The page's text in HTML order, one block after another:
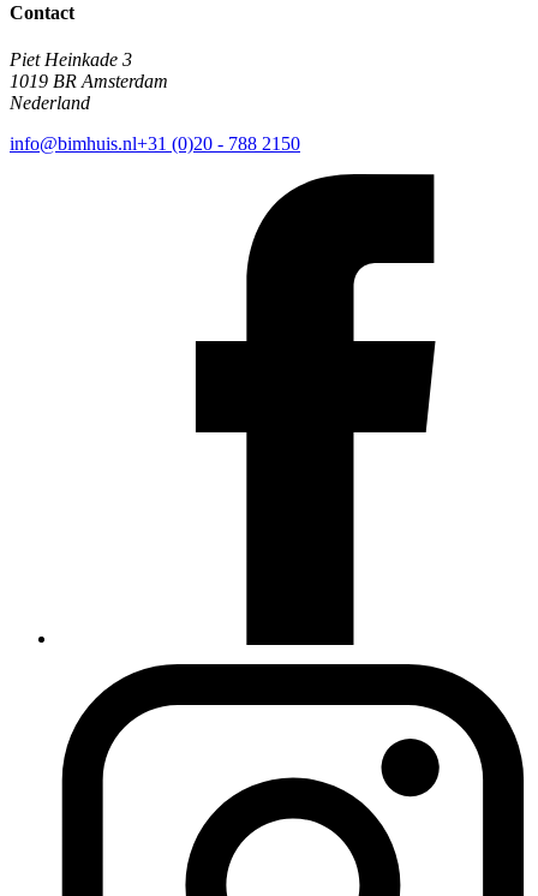
Contact
Piet Heinkade 3
1019 BR Amsterdam
Nederland
info@bimhuis.nl+31 (0)20 - 788 2150